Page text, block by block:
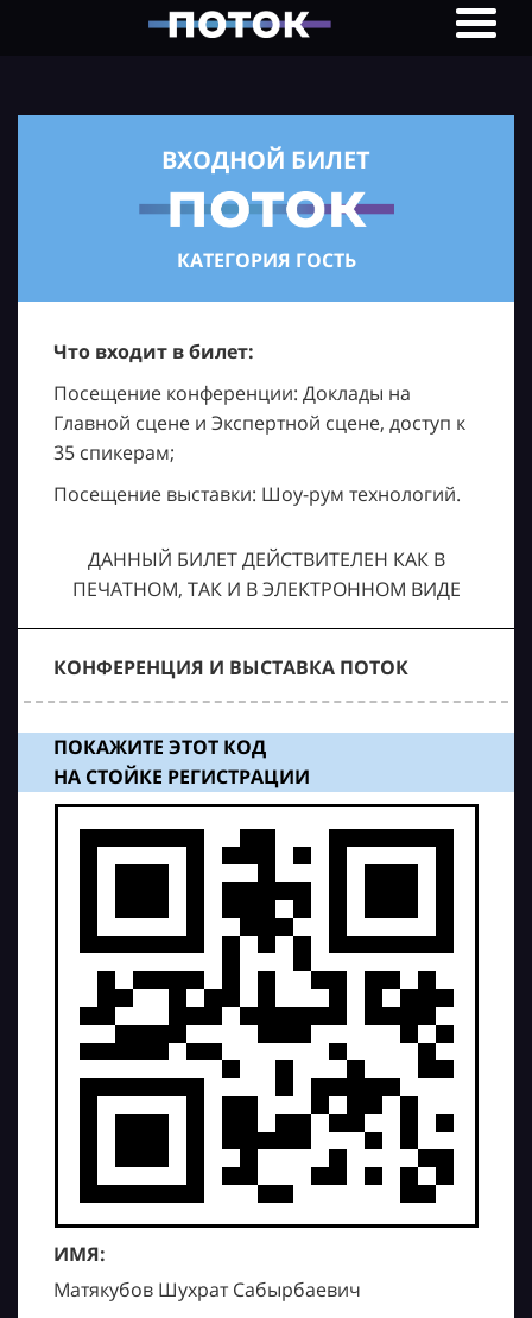
ВХОДНОЙ БИЛЕТ
КАТЕГОРИЯ ГОСТЬ
Что входит в билет:
Посещение конференции: Доклады на
Главной сцене и Экспертной сцене, доступ к
35 спикерам;
Посещение выставки: Шоу-рум технологий.
ДАННЫЙ БИЛЕТ ДЕЙСТВИТЕЛЕН КАК В
ПЕЧАТНОМ, ТАК И В ЭЛЕКТРОННОМ ВИДЕ
КОНФЕРЕНЦИЯ И ВЫСТАВКА ПОТОК
ПОКАЖИТЕ ЭТОТ КОД
НА СТОЙКЕ РЕГИСТРАЦИИ
ИМЯ:
Матякубов Шухрат Сабырбаевич